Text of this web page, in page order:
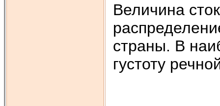
Величина
страны. В
густоту